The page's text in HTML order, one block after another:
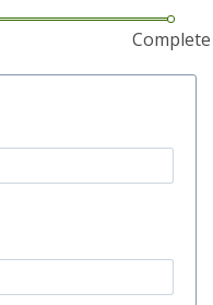
Complete